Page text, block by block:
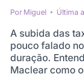
Por Miguel Última
A subida das
pouco falado
duração.
Maclear como